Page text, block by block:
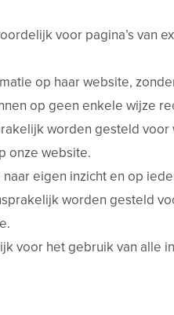
voor pagina’s van
op haar website,
op geen enkele wijze
worden gesteld
onze website.
eigen inzicht en op
worden gesteld
voor het gebruik van alle